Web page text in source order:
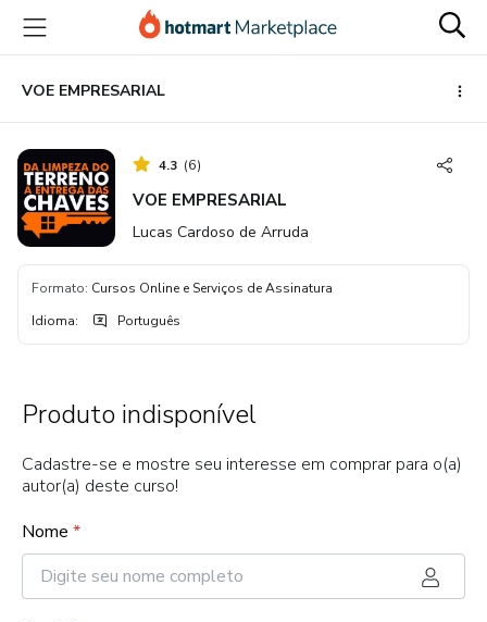
para
conteúdo
principal
para
pagamento
para
rodapé
VOE EMPRESARIAL
4.3 (6)
VOE EMPRESARIAL
Lucas Cardoso de Arruda
Formato: Cursos Online e Serviços de Assinatura
Idioma: Português
Produto indisponível
Cadastre-se e mostre seu interesse em comprar para o(a)
autor(a) deste curso!
Nome *